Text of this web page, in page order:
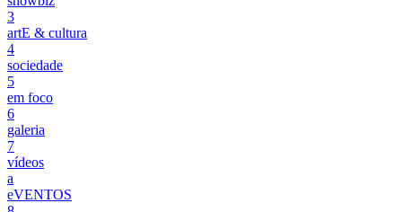
3
artE & cultura
4
sociedade
5
em foco
6
galeria
7
vídeos
a
eVENTOS